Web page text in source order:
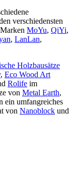
verschiedensten
MoYu, QiYi,
, LanLan,
Holzbausätze
, Eco Wood Art
Rolife im
von Metal Earth,
ein umfangreiches
von Nanoblock und